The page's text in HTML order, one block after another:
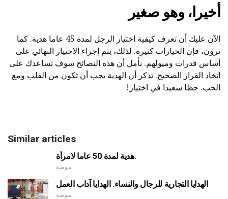
أخيرا، وهو صغير
الآن عليك أن تعرف كيفية اختيار الرجل لمدة 45 عاما هدية. كما
ترون، فإن الخيارات كثيرة. لذلك، يتم إجراء الاختيار النهائي على
أساس قدرات وميولهم. نأمل أن هذه النصائح سوف تساعدك على
اتخاذ القرار الصحيح. تذكر أن الهدية يجب أن تكون من القلب ومع
الحب. حظا سعيدا في اختيار!
Similar articles
هدية لمدة 50 عاما لامرأة.
موضة
الهدايا التجارية للرجال والنساء. الهدايا آداب العمل
موضة